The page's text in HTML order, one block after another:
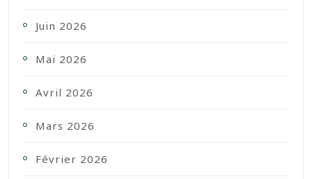
Juin 2026
Mai 2026
Avril 2026
Mars 2026
Février 2026